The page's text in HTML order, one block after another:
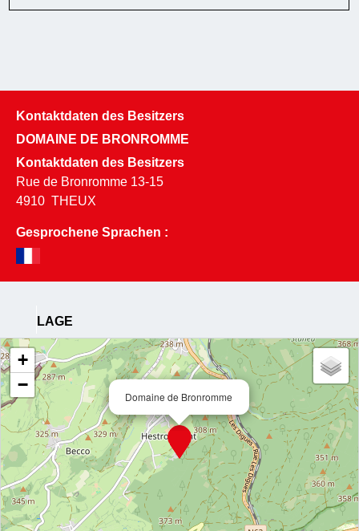
Kontaktdaten des Besitzers
DOMAINE DE BRONROMME
Kontaktdaten des Besitzers
Rue de Bronromme 13-15
4910 THEUX
Gesprochene Sprachen :
LAGE
Domaine de Bronromme
+
−